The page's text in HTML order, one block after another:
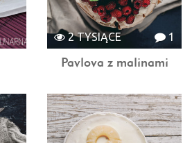
1
2 TYSIĄCE
Pavlova z malinami